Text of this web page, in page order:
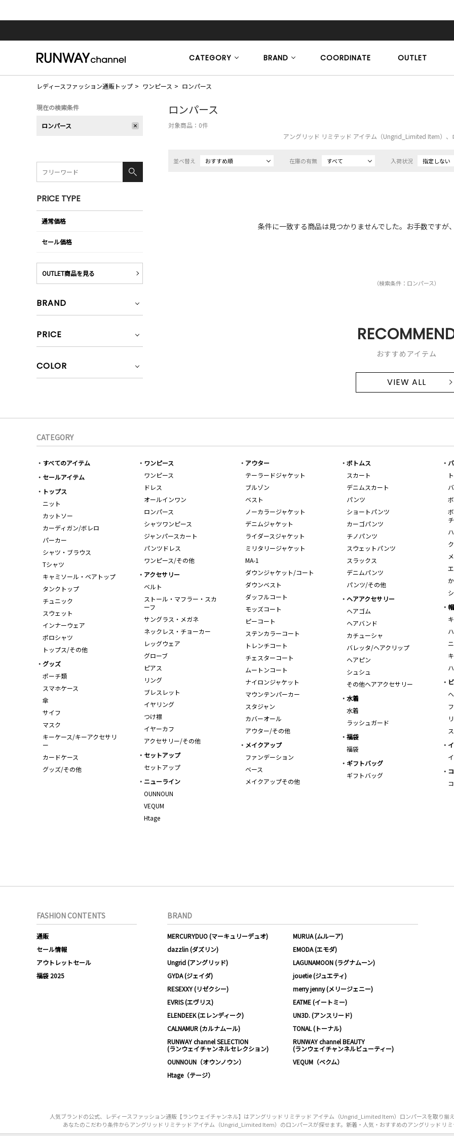
CATEGORY BRAND COORDINATE OUTLET
レディースファッション通販トップ ワンピース ロンパース
ロンパース
対象商品： 0件
アングリッド リミテッド アイテム（Ungrid_Limited Item）、
並べ替え おすすめ順 在庫の有無 すべて 入荷状況 指定しない
条件に一致する商品は見つかりませんでした。お手数ですが
（検索条件：ロンパース）
おすすめアイテム
VIEW ALL
現在の検索条件
ロンパース
PRICE TYPE
通常価格
セール価格
OUTLET商品を見る
BRAND
PRICE
COLOR
CATEGORY
すべてのアイテム
セールアイテム
トップス
ニット
カットソー
カーディガン/ボレロ
パーカー
シャツ・ブラウス
Tシャツ
キャミソール・ベアトップ
タンクトップ
チュニック
スウェット
インナーウェア
ポロシャツ
トップス/その他
ワンピース
ワンピース
ドレス
オールインワン
ロンパース
シャツワンピース
ジャンパースカート
パンツドレス
ワンピース/その他
アウター
テーラードジャケット
ブルゾン
ベスト
ノーカラージャケット
デニムジャケット
ライダースジャケット
ミリタリージャケット
MA-1
ダウンジャケット/コート
ダウンベスト
ダッフルコート
モッズコート
ピーコート
ステンカラーコート
トレンチコート
チェスターコート
ムートンコート
ナイロンジャケット
マウンテンパーカー
スタジャン
カバーオール
アウター/その他
ボトムス
スカート
デニムスカート
パンツ
ショートパンツ
カーゴパンツ
チノパンツ
スウェットパンツ
スラックス
デニムパンツ
パンツ/その他
チ
アクセサリー
ベルト
ストール・マフラー・スカ
ーフ
サングラス・メガネ
ネックレス・チョーカー
レッグウェア
グローブ
ピアス
リング
ブレスレット
イヤリング
つけ襟
イヤーカフ
アクセサリー/その他
ヘアアクセサリー
ヘアゴム
ヘアバンド
カチューシャ
バレッタ/ヘアクリップ
ヘアピン
シュシュ
その他ヘアアクセサリー
グッズ
ポーチ類
スマホケース
傘
サイフ
マスク
キーケース/キーアクセサリ
ー
カードケース
グッズ/その他
水着
水着
ラッシュガード
福袋
福袋
メイクアップ
ファンデーション
ベース
メイクアップその他
セットアップ
セットアップ
ギフトバッグ
ギフトバッグ
ニューライン
OUNNOUN
VEQUM
Htage
FASHION CONTENTS
通販
セール情報
アウトレットセール
福袋 2025
BRAND
MERCURYDUO (マーキュリーデュオ)
MURUA (ムルーア)
dazzlin (ダズリン)
EMODA (エモダ)
Ungrid (アングリッド)
LAGUNAMOON (ラグナムーン)
GYDA (ジェイダ)
jouetie (ジュエティ)
RESEXXY (リゼクシー)
merry jenny (メリージェニー)
EVRIS (エヴリス)
EATME (イートミー)
ELENDEEK (エレンディーク)
UN3D. (アンスリード)
CALNAMUR (カルナムール)
TONAL (トーナル)
RUNWAY channel SELECTION
(ランウェイチャンネルセレクション)
RUNWAY channel BEAUTY
(ランウェイチャンネルビューティー)
OUNNOUN（オウンノウン）
VEQUM（ベクム）
Htage（テージ）
人気ブランドの公式、レディースファッション通販【ランウェイチャンネル】はアングリッド リミテッド アイテム（Ungrid_Limited Item）ロンパースを取り揃
あなたのこだわり条件からアングリッド リミテッド アイテム（Ungrid_Limited Item）のロンパースが探せます。新着・人気・おすすめのアングリッド